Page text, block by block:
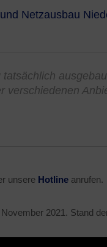
Netzausbau
verschiedenen
unsere Hotline anrufen.
November 2021 . Stand